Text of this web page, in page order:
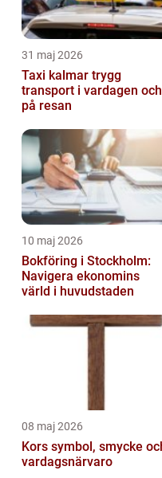
31 maj 2026
Taxi kalmar trygg
transport i vardagen och
på resan
10 maj 2026
Bokföring i Stockholm:
Navigera ekonomins
värld i huvudstaden
08 maj 2026
Kors symbol, smycke och
vardagsnärvaro